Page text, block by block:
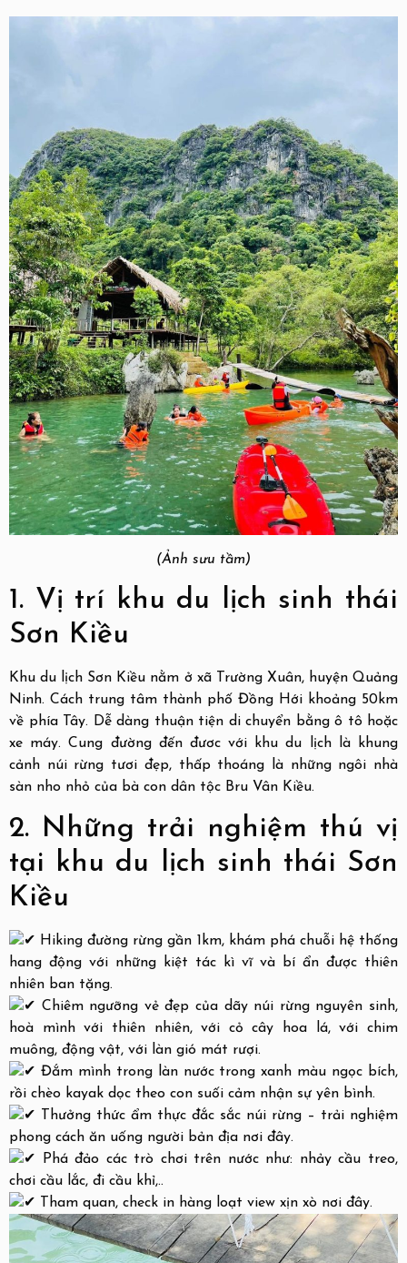
(Ảnh sưu tầm)
1. Vị trí khu du lịch sinh thái
Sơn Kiều
Khu du lịch Sơn Kiều nằm ở xã Trường Xuân, huyện Quảng
Ninh. Cách trung tâm thành phố Đồng Hới khoảng 50km
về phía Tây. Dễ dàng thuận tiện di chuyển bằng ô tô hoặc
xe máy. Cung đường đến đươc với khu du lịch là khung
cảnh núi rừng tươi đẹp, thấp thoáng là những ngôi nhà
sàn nho nhỏ của bà con dân tộc Bru Vân Kiều.
2. Những trải nghiệm thú vị
tại khu du lịch sinh thái Sơn
Kiều
Hiking đường rừng gần 1km, khám phá chuỗi hệ thống
hang động với những kiệt tác kì vĩ và bí ẩn được thiên
nhiên ban tặng.
Chiêm ngưỡng vẻ đẹp của dãy núi rừng nguyên sinh,
hoà mình với thiên nhiên, với cỏ cây hoa lá, với chim
muông, động vật, với làn gió mát rượi.
Đắm mình trong làn nước trong xanh màu ngọc bích,
rồi chèo kayak dọc theo con suối cảm nhận sự yên bình.
Thưởng thức ẩm thực đắc sắc núi rừng – trải nghiệm
phong cách ăn uống người bản địa nơi đây.
Phá đảo các trò chơi trên nước như: nhảy cầu treo,
chơi cầu lắc, đi cầu khỉ,..
Tham quan, check in hàng loạt view xịn xò nơi đây.